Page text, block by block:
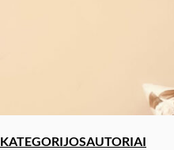
KATEGORIJOSAUTORIAI